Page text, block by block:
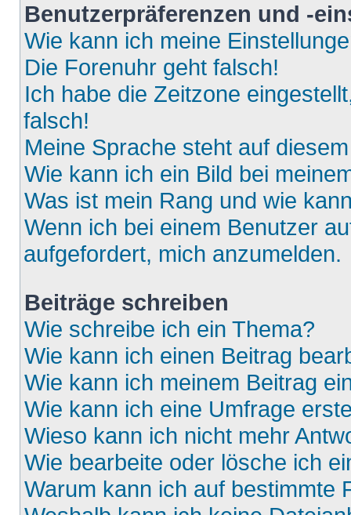
Benutzerpräferenzen und -
Wie kann ich meine
Die Forenuhr geht falsch!
Ich habe die Zeitzone
falsch!
Meine Sprache steht auf
Wie kann ich ein Bild bei
Was ist mein Rang und wie
Wenn ich bei einem Benutzer
aufgefordert, mich anzumelden.
Beiträge schreiben
Wie schreibe ich ein Thema?
Wie kann ich einen Beitrag
Wie kann ich meinem Beitrag
Wie kann ich eine Umfrage
Wieso kann ich nicht mehr
Wie bearbeite oder lösche ich
Warum kann ich auf bestimmte